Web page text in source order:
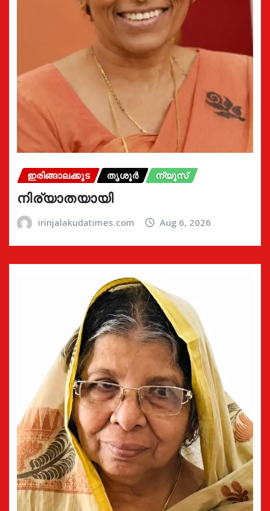
ഇരിങ്ങാലക്കുട തൃശൂർ ന്യൂസ്
നിര്യാതയായി
irinjalakudatimes.com Aug 6, 2026